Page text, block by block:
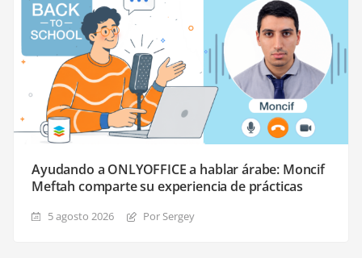
Ayudando a ONLYOFFICE a hablar árabe: Moncif
Meftah comparte su experiencia de prácticas
5 agosto 2026 Por Sergey